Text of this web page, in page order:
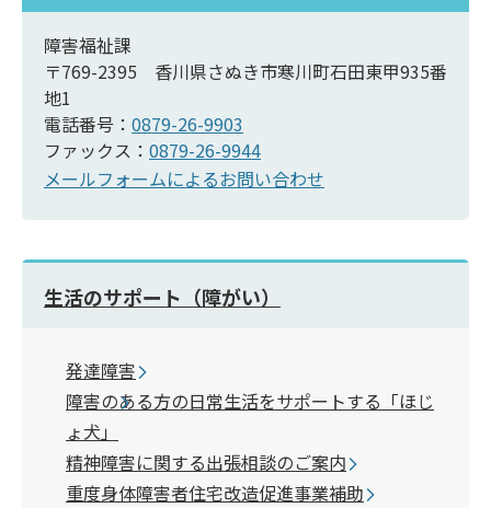
障害福祉課
〒769-2395 香川県さぬき市寒川町石田東甲935番
地1
電話番号： 0879-26-9903
ファックス： 0879-26-9944
メールフォームによるお問い合わせ
生活のサポート（障がい）
発達障害
障害のある方の日常生活をサポートする「ほじ
ょ犬」
精神障害に関する出張相談のご案内
重度身体障害者住宅改造促進事業補助